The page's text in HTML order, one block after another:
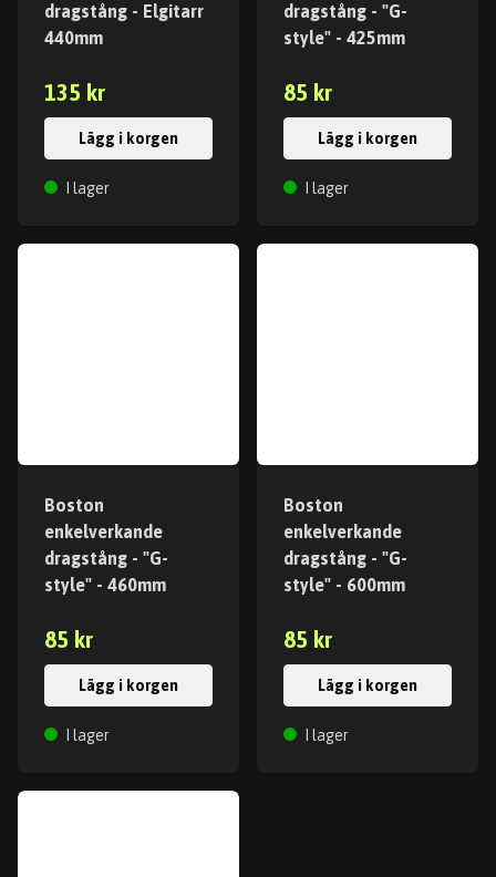
dragstång - Elgitarr
440mm
135 kr
Lägg i korgen
I lager
dragstång - "G-
style" - 425mm
85 kr
Lägg i korgen
I lager
Boston
enkelverkande
dragstång - "G-
style" - 460mm
85 kr
Lägg i korgen
I lager
Boston
enkelverkande
dragstång - "G-
style" - 600mm
85 kr
Lägg i korgen
I lager